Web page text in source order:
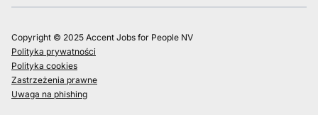
Copyright © 2025 Accent Jobs for People NV
Polityka prywatności
Polityka cookies
Zastrzeżenia prawne
Uwaga na phishing